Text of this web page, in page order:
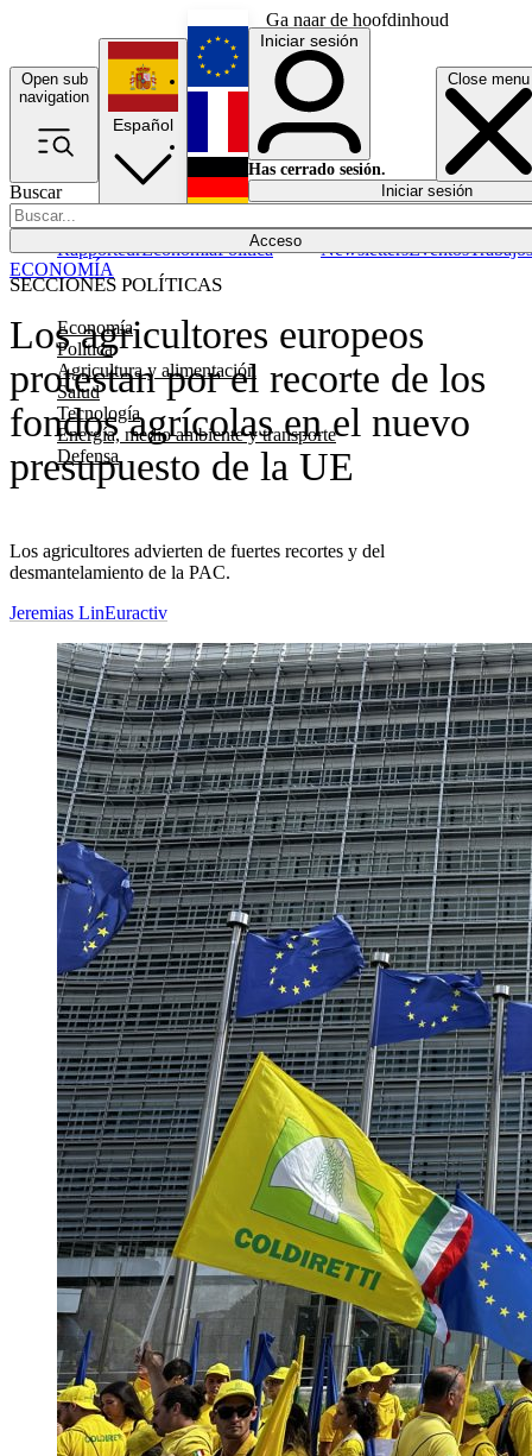
Ga naar de hoofdinhoud
Open sub
navigation
Close menu
Buscar
Acceso
SECCIONES POLÍTICAS
Economía
Política
Agricultura y alimentación
Salud
Tecnología
Energía, medio ambiente y transporte
Defensa
RapporteurEconomíaPolítica NewslettersEventosTrabajos
Español
English
Français
Iniciar sesión
Has cerrado sesión.
Iniciar sesión
Los agricultores europeos
protestan por el recorte de los
fondos agrícolas en el nuevo
presupuesto de la UE
Los agricultores advierten de fuertes recortes y del
desmantelamiento de la PAC.
ECONOMÍA
Jeremias LinEuractiv